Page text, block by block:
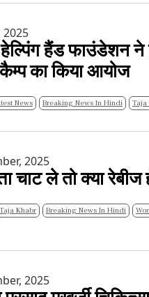
2025
हैंड फाउंडेशन ने
का किया आयोज
News Breaking News In Hindi Taja
2025
चाट ले तो क्या
Taja Khabr Breaking News In Hindi
2025